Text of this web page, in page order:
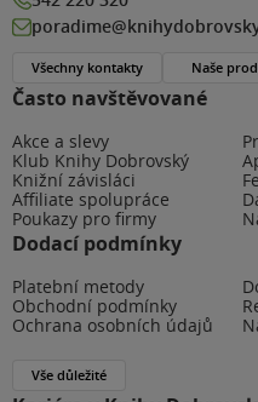
Často navštěvované
Akce a slevy
Klub Knihy Dobrovský
Knižní závisláci
Affiliate spolupráce
Poukazy pro firmy
Dodací podmínky
Platební metody
Obchodní podmínky
Ochrana osobních údajů
Vše důležité
Všechny kontakty Naše